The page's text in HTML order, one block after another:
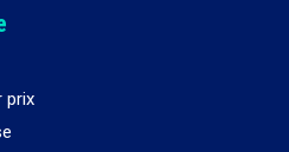
prix